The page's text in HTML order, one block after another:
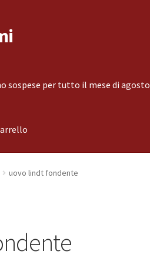
sospese per tutto il mese di agosto
di vendita Consegna a Domicilio
uovo lindt fondente